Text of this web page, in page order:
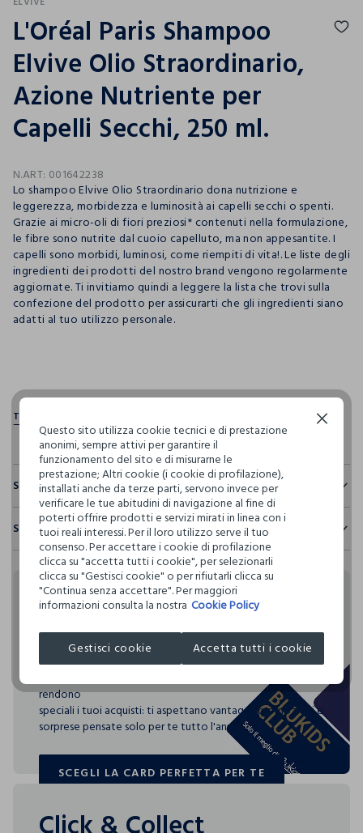
L'Oréal Paris Shampoo
Elvive Olio Straordinario,
Azione Nutriente per
Capelli Secchi, 250 ml.
N.ART: 001642238
Lo shampoo Elvive Olio Straordinario dona nutrizione e
leggerezza, morbidezza e luminosità ai capelli secchi o spenti.
Grazie ai micro-oli di fiori preziosi* contenuti nella formulazione,
le fibre sono nutrite dal cuoio capelluto, ma non appesantite. I
capelli sono morbidi, luminosi, come riempiti di vita!. Le liste degli
ingredienti dei prodotti del nostro brand vengono regolarmente
aggiornate. Ti invitiamo quindi a leggere la lista che trovi sulla
confezione del prodotto per assicurarti che gli ingredienti siano
adatti al tuo utilizzo personale.
Sostenibilità e trasparenza
Sicurezza
Il 100% dei nostri articoli viene sottoposto a test chimico-
fisici, per verificarne il rispetto dei limiti che abbiamo
definito per l’uso di sostanze chimiche, talvolta anche più
restrittivi rispetto a quelli previsti dalla normativa
internazionale.
I nostri fornitori
L'OREAL ITALIA S.P.A.
MADE IN ITALY
Spedizione e resi
Hai fino a 30 giorni dalla consegna del tuo ordine online per
cambiare idea e restituire i prodotti che hai acquistato.
Rendi speciali i tuoi
acquisti
rendono
speciali i tuoi acquisti: ti aspettano vantaggi, promozioni e
sorprese pensate solo per te tutto l'anno!
SCEGLI LA CARD PERFETTA PER TE
SCEGLI LA CARD PERFETTA PER TE
Questo sito utilizza cookie tecnici e di prestazione
anonimi, sempre attivi per garantire il
funzionamento del sito e di misurarne le
prestazione; Altri cookie (i cookie di profilazione),
installati anche da terze parti, servono invece per
verificare le tue abitudini di navigazione al fine di
poterti offrire prodotti e servizi mirati in linea con i
tuoi reali interessi. Per il loro utilizzo serve il tuo
consenso. Per accettare i cookie di profilazione
clicca su "accetta tutti i cookie", per selezionarli
clicca su "Gestisci cookie" o per rifiutarli clicca su
"Continua senza accettare". Per maggiori
informazioni consulta la nostra Cookie Policy
Gestisci cookie Accetta tutti i cookie
Continua senza accettare